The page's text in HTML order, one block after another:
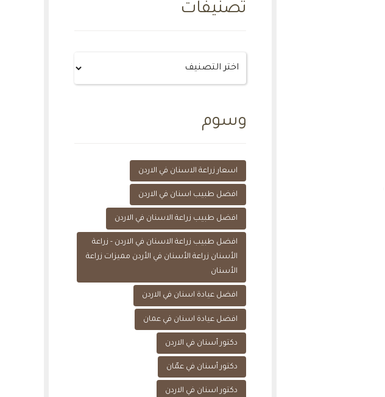
تصنيفات
وسوم
اسعار زراعة الاسنان في الاردن
افضل طبيب اسنان في الاردن
افضل طبيب زراعة الاسنان في الاردن
افضل طبيب زراعة الاسنان في الاردن - زراعة
الأسنان زراعة الأسنان في الأردن مميزات زراعة
الأسنان
افضل عيادة اسنان في الاردن
افضل عيادة اسنان في عمان
دكتور أسنان في الاردن
دكتور أسنان في عمّان
دكتور اسنان في الاردن